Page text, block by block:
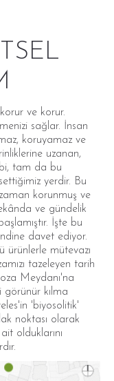
ve korur.
sağlar. İnsan
koruyamaz ve
uzanan,
tam da bu
yerdir. Bu
korunmuş ve
ve gündelik
İşte bu
davet ediyor.
ürünlerle mütevazı
tazeleyen tarih
Meydanı'na
görünür kılma
'biyosolitik'
noktası olarak
olduklarını